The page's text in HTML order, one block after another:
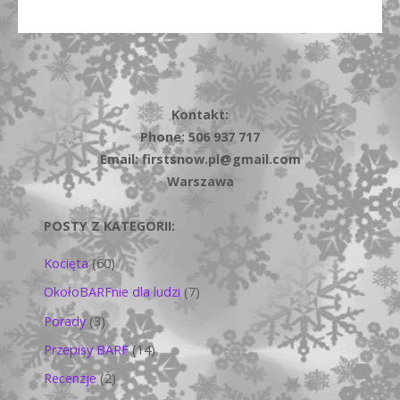
Kontakt:
Phone: 506 937 717
Email: firstsnow.pl@gmail.com
Warszawa
POSTY Z KATEGORII:
Kocięta(60)
OkołoBARFnie dla ludzi (7)
Porady(3)
Przepisy BARF(14)
Recenzje(2)